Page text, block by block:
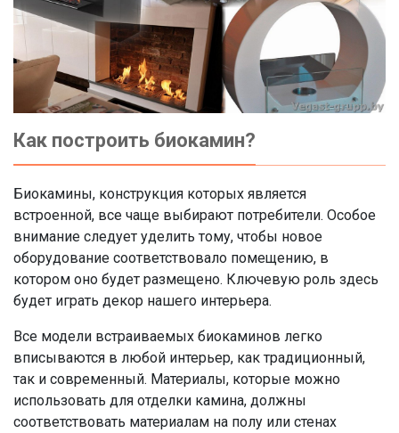
Как построить биокамин?
Биокамины, конструкция которых является
встроенной, все чаще выбирают потребители. Особое
внимание следует уделить тому, чтобы новое
оборудование соответствовало помещению, в
котором оно будет размещено. Ключевую роль здесь
будет играть декор нашего интерьера.
Все модели встраиваемых биокаминов легко
вписываются в любой интерьер, как традиционный,
так и современный. Материалы, которые можно
использовать для отделки камина, должны
соответствовать материалам на полу или стенах